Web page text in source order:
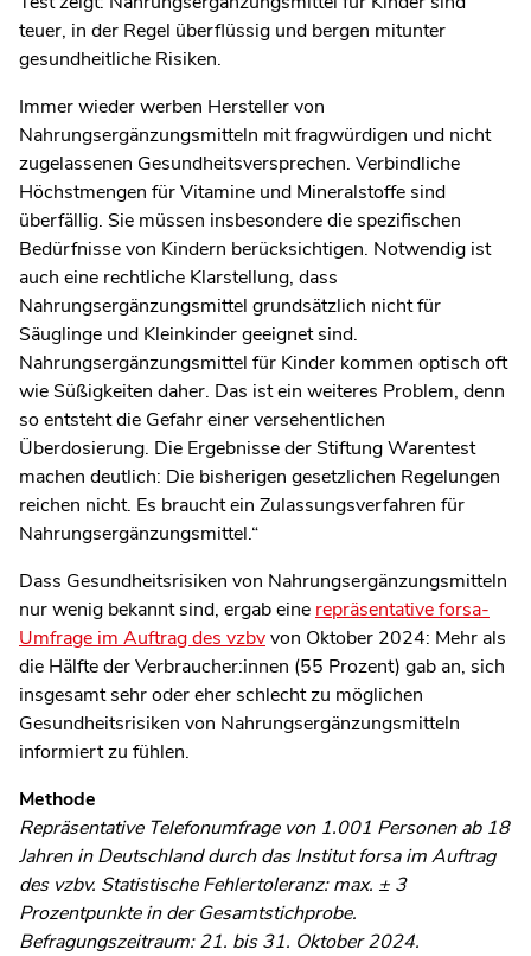
teuer, in der Regel überflüssig und bergen mitunter
gesundheitliche Risiken.
Immer wieder werben Hersteller von
Nahrungsergänzungsmitteln mit fragwürdigen und nicht
zugelassenen Gesundheitsversprechen. Verbindliche
Höchstmengen für Vitamine und Mineralstoffe sind
überfällig. Sie müssen insbesondere die spezifischen
Bedürfnisse von Kindern berücksichtigen. Notwendig ist
auch eine rechtliche Klarstellung, dass
Nahrungsergänzungsmittel grundsätzlich nicht für
Säuglinge und Kleinkinder geeignet sind.
Nahrungsergänzungsmittel für Kinder kommen optisch oft
wie Süßigkeiten daher. Das ist ein weiteres Problem, denn
so entsteht die Gefahr einer versehentlichen
Überdosierung. Die Ergebnisse der Stiftung Warentest
machen deutlich: Die bisherigen gesetzlichen Regelungen
reichen nicht. Es braucht ein Zulassungsverfahren für
Nahrungsergänzungsmittel.“
Dass Gesundheitsrisiken von Nahrungsergänzungsmitteln
nur wenig bekannt sind, ergab eine repräsentative forsa-
Umfrage im Auftrag des vzbvvon Oktober 2024: Mehr als
die Hälfte der Verbraucher:innen (55 Prozent) gab an, sich
insgesamt sehr oder eher schlecht zu möglichen
Gesundheitsrisiken von Nahrungsergänzungsmitteln
informiert zu fühlen.
Methode
Repräsentative Telefonumfrage von 1.001 Personen ab 18
Jahren in Deutschland durch das Institut forsa im Auftrag
des vzbv. Statistische Fehlertoleranz: max. ± 3
Prozentpunkte in der Gesamtstichprobe.
Befragungszeitraum: 21. bis 31. Oktober 2024.